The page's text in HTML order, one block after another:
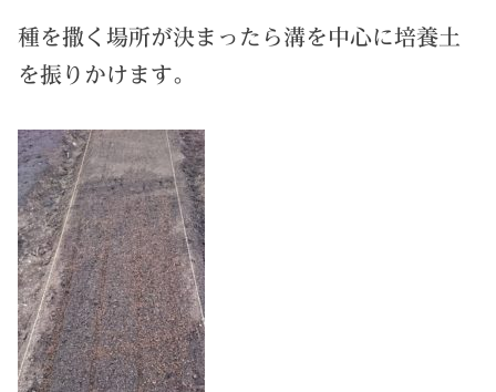
種を撒く場所が決まったら溝を中心に培養土
を振りかけます。